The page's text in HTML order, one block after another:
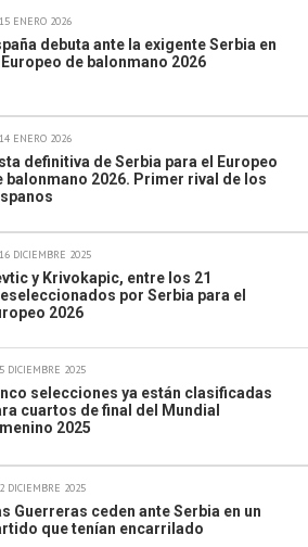
15 ENERO 2026
debuta ante la exigente Serbia en
de balonmano 2026
14 ENERO 2026
definitiva de Serbia para el Europeo
balonmano 2026. Primer rival de los
16 DICIEMBRE 2025
y Krivokapic, entre los 21
por Serbia para el
2026
5 DICIEMBRE 2025
selecciones ya están clasificadas
cuartos de final del Mundial
2025
2 DICIEMBRE 2025
Guerreras ceden ante Serbia en un
que tenían encarrilado